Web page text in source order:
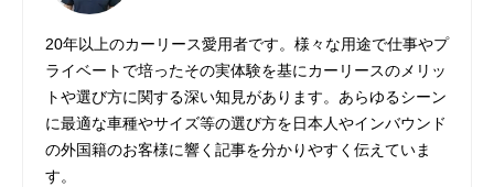
20年以上のカーリース愛用者です。様々な用途で仕事やプ
ライベートで培ったその実体験を基にカーリースのメリッ
トや選び方に関する深い知見があります。あらゆるシーン
に最適な車種やサイズ等の選び方を日本人やインバウンド
の外国籍のお客様に響く記事を分かりやすく伝えていま
す。